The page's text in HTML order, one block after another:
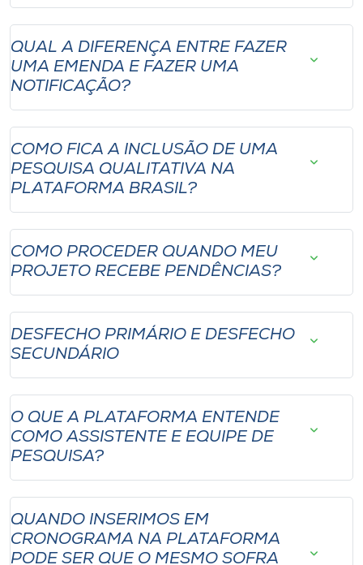
A+
A-
QUAL A DIFERENÇA ENTRE FAZER
UMA EMENDA E FAZER UMA
NOTIFICAÇÃO?
COMO FICA A INCLUSÃO DE UMA
PESQUISA QUALITATIVA NA
PLATAFORMA BRASIL?
COMO PROCEDER QUANDO MEU
PROJETO RECEBE PENDÊNCIAS?
DESFECHO PRIMÁRIO E DESFECHO
SECUNDÁRIO
O QUE A PLATAFORMA ENTENDE
COMO ASSISTENTE E EQUIPE DE
PESQUISA?
QUANDO INSERIMOS EM
CRONOGRAMA NA PLATAFORMA
PODE SER QUE O MESMO SOFRA